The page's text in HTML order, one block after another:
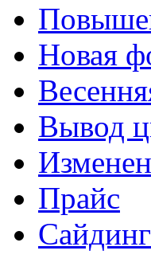
Новая
Вывод
Прайс